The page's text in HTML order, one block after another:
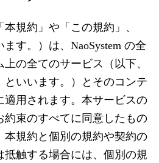
規約」や「この規約」、
ます。）は、NaoSystem の全
の全てのサービス（以下、
といいます。）とそのコンテ
適用されます。本サービスの
約束のすべてに同意したもの
本規約と個別の規約や契約の
抵触する場合には、個別の規